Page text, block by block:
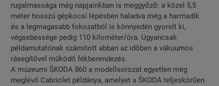
rugalmassága még napjainkban is meggyőző: a közel 5,5
méter hosszú gépkocsi lépésben haladva még a harmadik
és a legmagasabb fokozatból is könnyedén gyorsít ki,
végsebessége pedig 110 kilométer/óra. Ugyancsak
példamutatónak számított abban az időben a vákuumos
rásegítővel működő fékberendezés.
A múzeumi ŠKODA 860 a modellsorozat egyetlen még
meglévő Cabriolet példánya, amelyet a ŠKODA teljeskörűen